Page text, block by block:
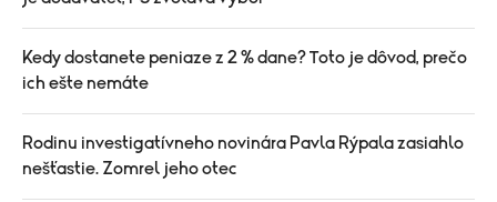
Kedy dostanete peniaze z 2 % dane? Toto je dôvod, prečo
ich ešte nemáte
Rodinu investigatívneho novinára Pavla Rýpala zasiahlo
nešťastie. Zomrel jeho otec